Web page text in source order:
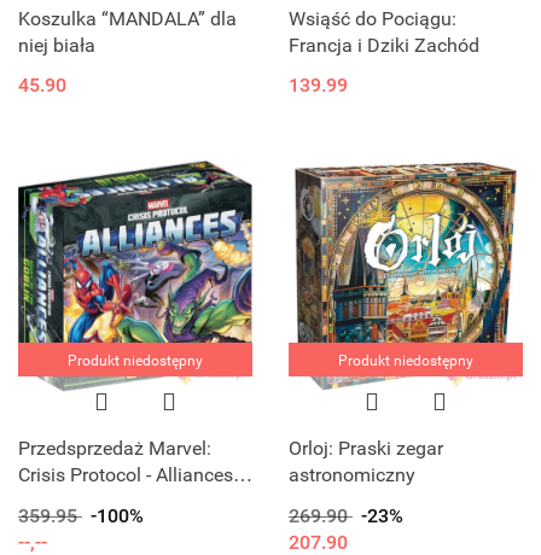
Koszulka “MANDALA” dla
niej biała
45.90
Wsiąść do Pociągu:
Francja i Dziki Zachód
139.99
Produkt niedostępny
Przedsprzedaż Marvel:
Crisis Protocol - Alliances -
359.95 -100%
--,--
Produkt niedostępny
Orloj: Praski zegar
astronomiczny
269.90 -23%
207.90